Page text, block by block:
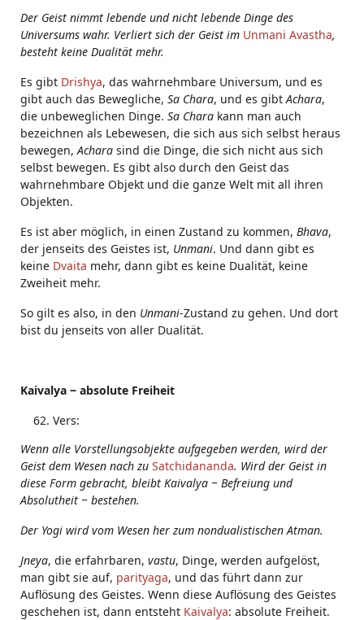
Der Geist nimmt lebende und nicht lebende Dinge des
Universums wahr. Verliert sich der Geist im Unmani Avastha,
besteht keine Dualität mehr.
Es gibt Drishya, das wahrnehmbare Universum, und es
gibt auch das Bewegliche, Sa Chara, und es gibt Achara,
die unbeweglichen Dinge. Sa Chara kann man auch
bezeichnen als Lebewesen, die sich aus sich selbst heraus
bewegen, Achara sind die Dinge, die sich nicht aus sich
selbst bewegen. Es gibt also durch den Geist das
wahrnehmbare Objekt und die ganze Welt mit all ihren
Objekten.
Es ist aber möglich, in einen Zustand zu kommen, Bhava,
der jenseits des Geistes ist, Unmani. Und dann gibt es
keine Dvaita mehr, dann gibt es keine Dualität, keine
Zweiheit mehr.
So gilt es also, in den Unmani-Zustand zu gehen. Und dort
bist du jenseits von aller Dualität.
Kaivalya ‒ absolute Freiheit
Vers:
Wenn alle Vorstellungsobjekte aufgegeben werden, wird der
Geist dem Wesen nach zu Satchidananda. Wird der Geist in
diese Form gebracht, bleibt Kaivalya ‒ Befreiung und
Absolutheit ‒ bestehen.
Der Yogi wird vom Wesen her zum nondualistischen Atman.
Jneya, die erfahrbaren, vastu, Dinge, werden aufgelöst,
man gibt sie auf, parityaga, und das führt dann zur
Auflösung des Geistes. Wenn diese Auflösung des Geistes
geschehen ist, dann entsteht Kaivalya: absolute Freiheit.